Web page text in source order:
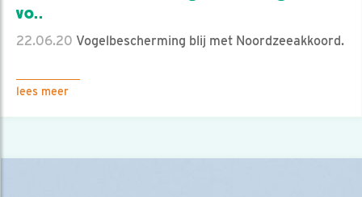
vo..
22.06.20 Vogelbescherming blij met Noordzeeakkoord.
lees meer